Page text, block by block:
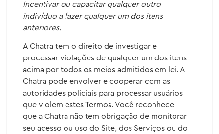
Incentivar ou capacitar qualquer outro
indivíduo a fazer qualquer um dos itens
anteriores.
A Chatra tem o direito de investigar e
processar violações de qualquer um dos itens
acima por todos os meios admitidos em lei. A
Chatra pode envolver e cooperar com as
autoridades policiais para processar usuários
que violem estes Termos. Você reconhece
que a Chatra não tem obrigação de monitorar
seu acesso ou uso do Site, dos Serviços ou do